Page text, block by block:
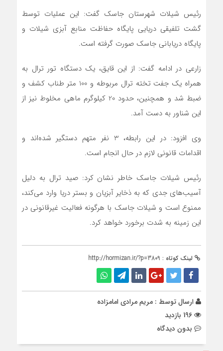
رئیس شیلات شهرستان جاسک گفت: این عملیات توسط
گشت تلفیقی دریایی پایگاه حفاظت منابع آبزی شیلات و
پایگاه دریابانی جاسک صورت گرفته است.
زارعی در ادامه گفت: از این قایق، یک دستگاه تور ترال به
همراه یک جفت تخته ترال مربوطه و 100 متر طناب کشف و
ضبط شد و همچنین، حدود 20 کیلوگرم ماهی مخلوط نیز از
این شناور به دست آمد.
وی افزود: در این رابطه، 3 نفر متهم دستگیر شده‌اند و
اقدامات قانونی لازم در حال انجام است.
رئیس شیلات جاسک خاطر نشان کرد: صید ترال به دلیل
آسیب‌های جدی که به ذخایر آبزیان و بستر دریا وارد می‌کند،
ممنوع است و شیلات جاسک با هرگونه فعالیت غیرقانونی در
این زمینه به شدت برخورد خواهد کرد.
لینک کوتاه : http://hormizan.ir/?p=3809
ارسال توسط : مریم مرادی امامزاده
بدون دیدگاه